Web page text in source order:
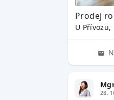
Prodej
U
28.